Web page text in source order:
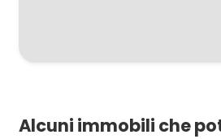
Alcuni immobili che